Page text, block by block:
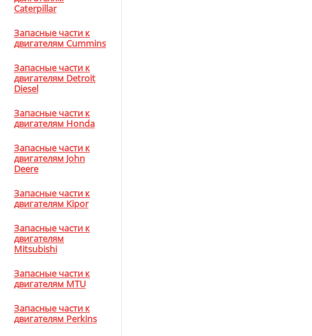
Caterpillar
Запасные части к
двигателям Cummins
Запасные части к
двигателям Detroit
Diesel
Запасные части к
двигателям Honda
Запасные части к
двигателям John
Deere
Запасные части к
двигателям Kipor
Запасные части к
двигателям
Mitsubishi
Запасные части к
двигателям MTU
Запасные части к
двигателям Perkins